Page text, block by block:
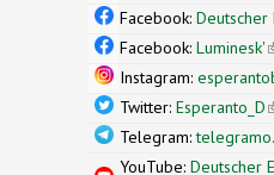
Facebook: Deutscher
Facebook: Luminesk'
Instagram:
Twitter: Esperanto_D
Telegram:
YouTube: Deutscher